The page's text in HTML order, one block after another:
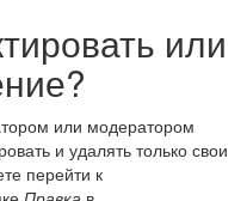
или
или модератором
и удалять только свои
перейти к